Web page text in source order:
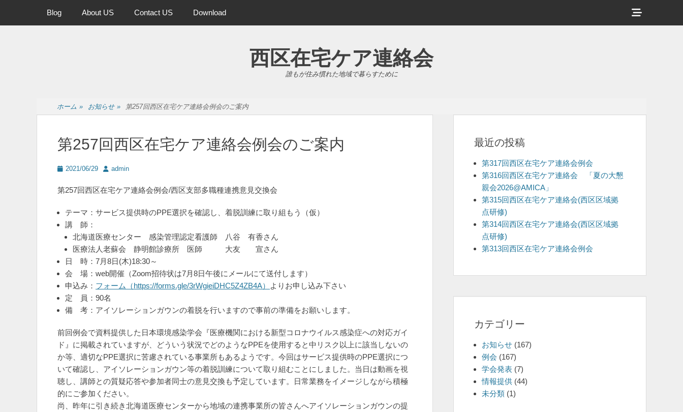
メインメニュー
プ
Blog About US Contact US Download
ヘ
ッ
示
西区在宅ケア連絡会
誰もが住み慣れた地域で暮らすために
ホーム » お知らせ » 第257回西区在宅ケア連絡会例会のご案内
第257回西区在宅ケア連絡会例会のご案内
投
日
2021/06/29
投
者
admin
第257回西区在宅ケア連絡会例会/西区支部多職種連携意見交換会
テーマ：サービス提供時のPPE選択を確認し、着脱訓練に取り組もう（仮）
講 師：
北海道医療センター 感染管理認定看護師 八谷 有香さん
医療法人老蘇会 静明館診療所 医師 大友 宣さん
日 時：7月8日(木)18:30～
会 場：web開催（Zoom招待状は7月8日午後にメールにて送付します）
申込み： フォーム（https://forms.gle/3rWgieiDHC5Z4ZB4A）
よりお申し込み下さい
定 員：90名
備 考：アイソレーションガウンの着脱を行いますので事前の準備をお願いします。
前回例会で資料提供した日本環境感染学会『医療機関における新型コロナウイルス感染症への対応ガイ
ド』に掲載されていますが、どういう状況でどのようなPPEを使用すると中リスク以上に該当しないの
か等、適切なPPE選択に苦慮されている事業所もあるようです。今回はサービス提供時のPPE選択につ
いて確認し、アイソレーションガウン等の着脱訓練について取り組むことにしました。当日は動画を視
聴し、講師との質疑応答や参加者同士の意見交換も予定しています。日常業務をイメージしながら積極
的にご参加ください。
尚、昨年に引き続き北海道医療センターから地域の連携事業所の皆さんへアイソレーションガウンの提
最近の投稿
第317回西区在宅ケア連絡会例会
第316回西区在宅ケア連絡会 「夏の大懇
親会2026@AMICA」
第315回西区在宅ケア連絡会(西区区域拠
点研修)
第314回西区在宅ケア連絡会(西区区域拠
点研修)
第313回西区在宅ケア連絡会例会
カテゴリー
お知らせ (167)
例会 (167)
学会発表 (7)
情報提供 (44)
未分類 (1)